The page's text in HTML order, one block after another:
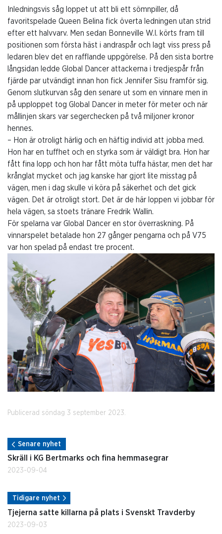
Inledningsvis såg loppet ut att bli ett sömnpiller, då
favoritspelade Queen Belina fick överta ledningen utan strid
efter ett halvvarv. Men sedan Bonneville W.I. körts fram till
positionen som första häst i andraspår och lagt viss press på
ledaren blev det en rafflande uppgörelse. På den sista bortre
långsidan ledde Global Dancer attackerna i tredjespår från
fjärde par utvändigt innan hon fick Jennifer Sisu framför sig.
Genom slutkurvan såg den senare ut som en vinnare men in
på upploppet tog Global Dancer in meter för meter och när
mållinjen skars var segerchecken på två miljoner kronor
hennes.
– Hon är otroligt härlig och en häftig individ att jobba med.
Hon har en tuffhet och en styrka som är väldigt bra. Hon har
fått fina lopp och hon har fått möta tuffa hästar, men det har
krånglat mycket och jag kanske har gjort lite misstag på
vägen, men i dag skulle vi köra på säkerhet och det gick
vägen. Det är otroligt stort. Det är de här loppen vi jobbar för
hela vägen, sa stoets tränare Fredrik Wallin.
För spelarna var Global Dancer en stor överraskning. På
vinnarspelet betalade hon 27 gånger pengarna och på V75
var hon spelad på endast tre procent.
Publicerad söndag 3 september 2023.
Senare nyhet
Skräll i KG Bertmarks och fina hemmasegrar
2023-09-04
Tidigare nyhet
Tjejerna satte killarna på plats i Svenskt Travderby
2023-09-03